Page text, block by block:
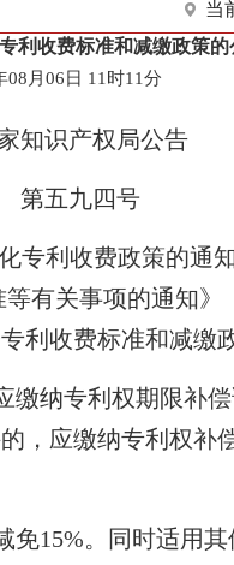
当
利收费标准和减缴政策的
08月06日 11时11分
知识产权局公告
第五九四号
专利收费政策的通
有关事项的通知》
利收费标准和减缴
纳专利权期限补偿
，应缴纳专利权补
15%。同时适用